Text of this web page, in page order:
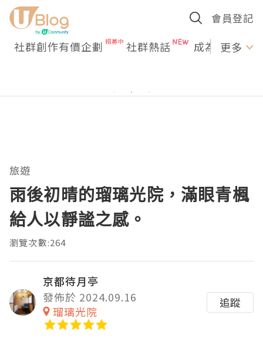
會員登記
社群創作有價企劃 社群熱話 成為U更多
旅遊
雨後初晴的瑠璃光院，滿眼青楓
給人以靜謐之感。
瀏覽次數:264
京都待月亭
發佈於 2024.09.16
瑠璃光院
追蹤